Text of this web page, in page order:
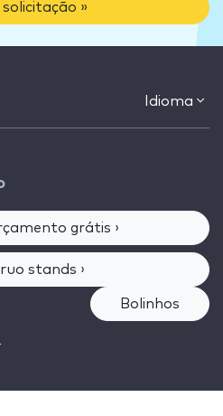
solicitação »
Idioma
grátis ›
stands ›
Bolinhos